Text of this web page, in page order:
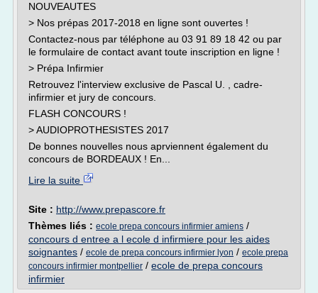
NOUVEAUTES
> Nos prépas 2017-2018 en ligne sont ouvertes !
Contactez-nous par téléphone au 03 91 89 18 42 ou par
le formulaire de contact avant toute inscription en ligne !
> Prépa Infirmier
Retrouvez l'interview exclusive de Pascal U. , cadre-
infirmier et jury de concours.
FLASH CONCOURS !
> AUDIOPROTHESISTES 2017
De bonnes nouvelles nous aprviennent également du
concours de BORDEAUX ! En...
Lire la suite
Site : http://www.prepascore.fr
Thèmes liés : ecole prepa concours infirmier amiens /
concours d entree a l ecole d infirmiere pour les aides
soignantes / ecole de prepa concours infirmier lyon / ecole prepa
concours infirmier montpellier / ecole de prepa concours
infirmier